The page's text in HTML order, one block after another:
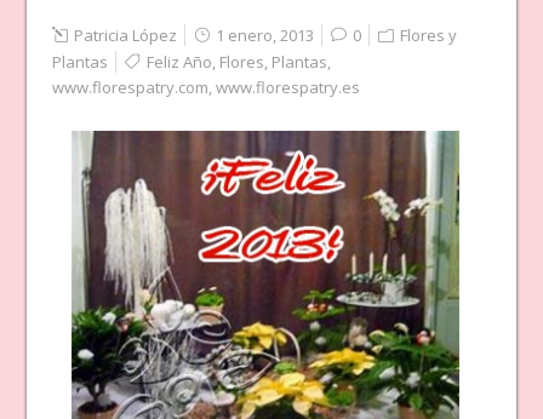
Patricia López 1 enero, 2013 0
Flores y
Plantas
Feliz Año, Flores, Plantas,
www.florespatry.com,www.florespatry.es